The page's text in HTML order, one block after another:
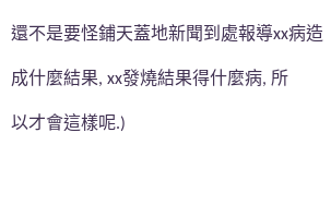
還不是要怪鋪天蓋地新聞到處報導xx病造
成什麼結果, xx發燒結果得什麼病, 所
以才會這樣呢.)